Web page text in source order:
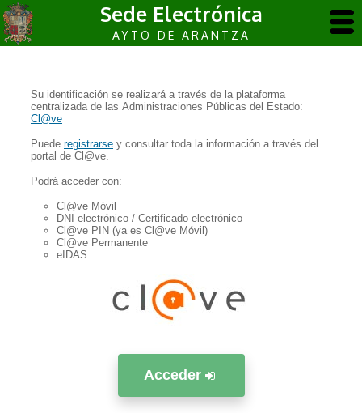
Sede Electrónica
AYTO DE ARANTZA
Su identificación se realizará a través de la plataforma
centralizada de las Administraciones Públicas del Estado:
Cl@ve
Puede registrarse y consultar toda la información a través del
portal de Cl@ve.
Podrá acceder con:
Cl@ve Móvil
DNI electrónico / Certificado electrónico
Cl@ve PIN (ya es Cl@ve Móvil)
Cl@ve Permanente
eIDAS
Acceder